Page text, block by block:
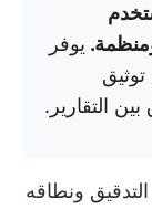
يوفر
التقارير.
ونطاقه